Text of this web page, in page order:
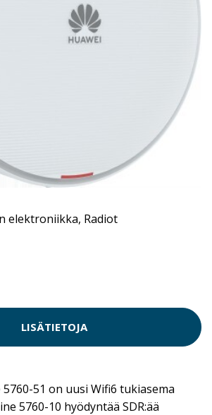
elektroniikka, Radiot
LISÄTIETOJA
51 on uusi Wifi6 tukiasema
5760-10 hyödyntää SDR:ää